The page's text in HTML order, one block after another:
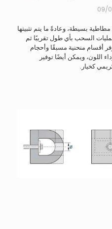
09/
بسيطة، وعادةً ما يتم تثبيتها
السحب بأي طول تقريبًا ثم
أقسام منحنية مسبقًا وأحجام
اللون، ويمكن أيضًا توفير
كخيار.